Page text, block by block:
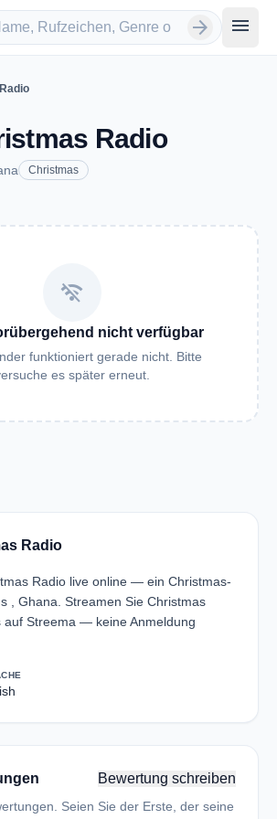
arrow_forward menu
Radio
Christmas
wifi_off
nicht verfügbar
funktioniert gerade nicht. Bitte
es später erneut.
Radio
Radio live online — ein Christmas-
, Ghana. Streamen Sie Christmas
auf Streema — keine Anmeldung
Bewertung schreiben
Seien Sie der Erste, der seine